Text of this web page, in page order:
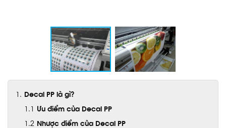
Decal PP là gì?
Ưu điểm của Decal PP
Nhược điểm của Decal PP